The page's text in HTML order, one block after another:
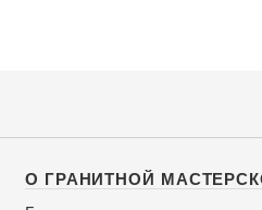
О ГРАНИТНОЙ